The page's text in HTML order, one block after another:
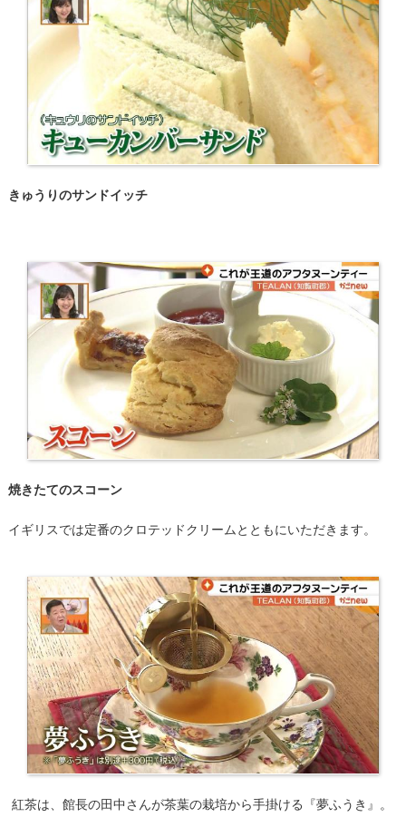
きゅうりのサンドイッチ
焼きたてのスコーン
イギリスでは定番のクロテッドクリームとともにいただきます。
紅茶は、館長の田中さんが茶葉の栽培から手掛ける『夢ふうき』。